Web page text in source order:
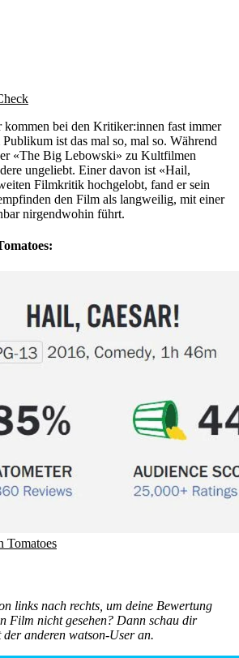
bei den Kritiker:innen fast immer
ist das mal so, mal so. Während
«The Big Lebowski» zu Kultfilmen
ungeliebt. Einer davon ist «Hail,
Filmkritik hochgelobt, fand er sein
den Film als langweilig, mit einer
nirgendwohin führt.
Tomatoes
links nach rechts, um deine Bewertung
Film nicht gesehen? Dann schau dir
anderen watson-User an.